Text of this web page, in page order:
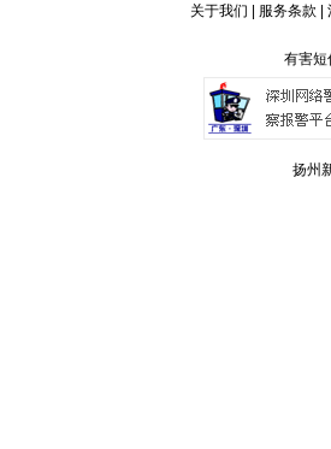
关于我们 服务条款
有害短
扬州